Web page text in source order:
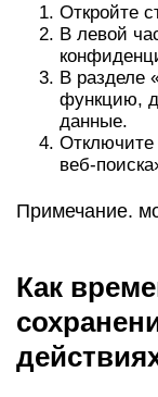
Откройте
В левой
В разделе
функцию,
данные.
Отключите
веб-
Примечание.
Как